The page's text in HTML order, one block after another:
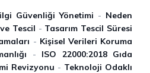
Güvenliği Yönetimi - Neden
Tescil - Tasarım Tescil Süresi
- Kişisel Verileri Koruma
- ISO 22000:2018 Gıda
Revizyonu - Teknoloji Odaklı